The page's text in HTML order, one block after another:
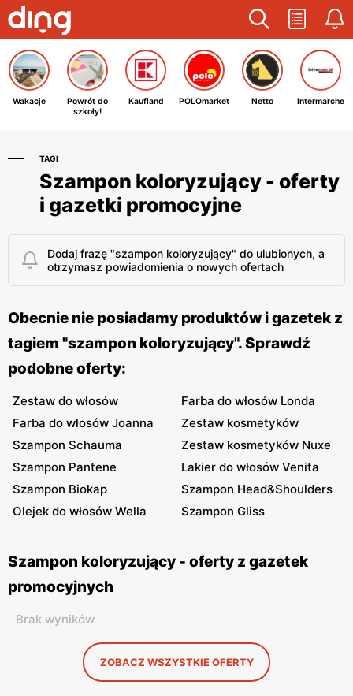
Wakacje
Powrót do
szkoły!
Kaufland POLOmarket Netto Intermarche
TAGI
Szampon koloryzujący - oferty
i gazetki promocyjne
Dodaj frazę "szampon koloryzujący" do ulubionych, a
otrzymasz powiadomienia o nowych ofertach
Obecnie nie posiadamy produktów i gazetek z
tagiem "szampon koloryzujący". Sprawdź
podobne oferty:
Zestaw do włosów
Farba do włosów Londa
Farba do włosów Joanna
Zestaw kosmetyków
Szampon Schauma
Zestaw kosmetyków Nuxe
Szampon Pantene
Lakier do włosów Venita
Szampon Biokap
Szampon Head&Shoulders
Olejek do włosów Wella
Szampon Gliss
Szampon koloryzujący - oferty z gazetek
promocyjnych
Brak wyników
ZOBACZ WSZYSTKIE OFERTY